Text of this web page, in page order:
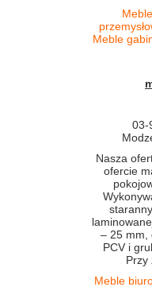
Meble
03-
Nasza
ofercie
– 25 mm,
PCV i
Przy
Meble